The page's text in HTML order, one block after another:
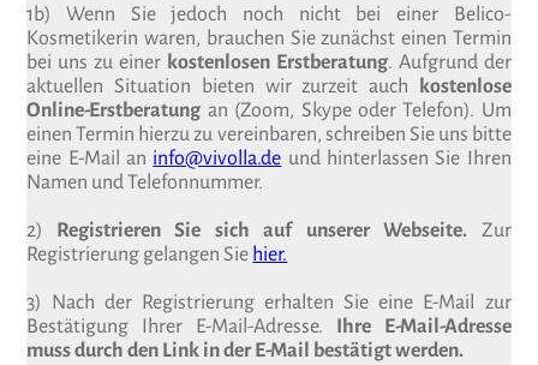
1b) Wenn Sie jedoch noch nicht bei einer Belico-
Kosmetikerin waren, brauchen Sie zunächst einen Termin
bei uns zu einer kostenlosen Erstberatung. Aufgrund der
aktuellen Situation bieten wir zurzeit auch kostenlose
Online-Erstberatung an (Zoom, Skype oder Telefon). Um
einen Termin hierzu zu vereinbaren, schreiben Sie uns bitte
eine E-Mail an info@vivolla.de und hinterlassen Sie Ihren
Namen und Telefonnummer.
2) Registrieren Sie sich auf unserer Webseite. Zur
Registrierung gelangen Siehier.
3) Nach der Registrierung erhalten Sie eine E-Mail zur
Bestätigung Ihrer E-Mail-Adresse. Ihre E-Mail-Adresse
muss durch den Link in der E-Mail bestätigt werden.